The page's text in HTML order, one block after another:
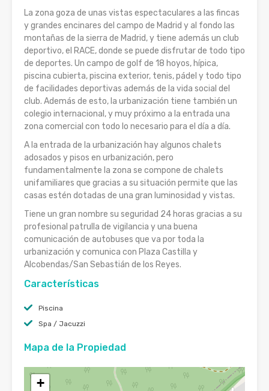
La zona goza de unas vistas espectaculares a las fincas
y grandes encinares del campo de Madrid y al fondo las
montañas de la sierra de Madrid, y tiene además un club
deportivo, el RACE, donde se puede disfrutar de todo tipo
de deportes. Un campo de golf de 18 hoyos, hípica,
piscina cubierta, piscina exterior, tenis, pádel y todo tipo
de facilidades deportivas además de la vida social del
club. Además de esto, la urbanización tiene también un
colegio internacional, y muy próximo a la entrada una
zona comercial con todo lo necesario para el día a día.
A la entrada de la urbanización hay algunos chalets
adosados y pisos en urbanización, pero
fundamentalmente la zona se compone de chalets
unifamiliares que gracias a su situación permite que las
casas estén dotadas de una gran luminosidad y vistas.
Tiene un gran nombre su seguridad 24 horas gracias a su
profesional patrulla de vigilancia y una buena
comunicación de autobuses que va por toda la
urbanización y comunica con Plaza Castilla y
Alcobendas/San Sebastián de los Reyes.
Características
Piscina
Spa / Jacuzzi
Mapa de la Propiedad
+